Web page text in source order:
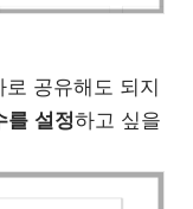
공유해도 되지
를 설정하고 싶을